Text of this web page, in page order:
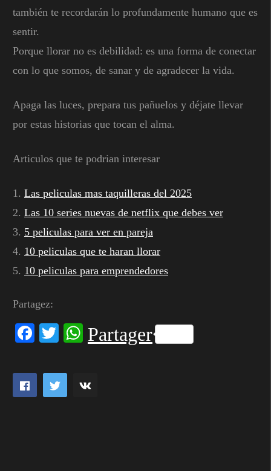
también te recordarán lo profundamente humano que es
sentir.
Porque llorar no es debilidad: es una forma de conectar
con lo que somos, de sanar y de agradecer la vida.
Apaga las luces, prepara tus pañuelos y déjate llevar
por estas historias que tocan el alma.
Articulos que te podrian interesar
1. Las peliculas mas taquilleras del 2025
2. Las 10 series nuevas de netflix que debes ver
3. 5 peliculas para ver en pareja
4. 10 peliculas que te haran llorar
5. 10 peliculas para emprendedores
Partagez:
Facebook
Twitter
WhatsApp
Partager